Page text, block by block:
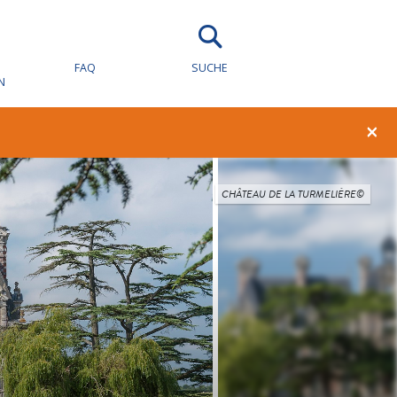
FAQ SUCHE
×
CHÂTEAU DE LA TURMELIÈRE©